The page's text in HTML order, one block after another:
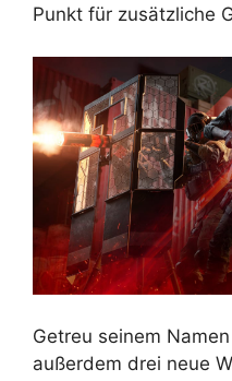
Punkt für zusätzliche
Getreu seinem
außerdem drei neue